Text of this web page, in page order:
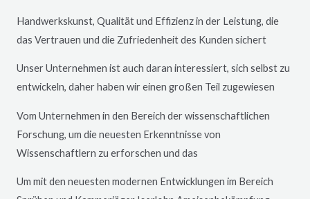
Handwerkskunst, Qualität und Effizienz in der Leistung, die
das Vertrauen und die Zufriedenheit des Kunden sichert
Unser Unternehmen ist auch daran interessiert, sich selbst zu
entwickeln, daher haben wir einen großen Teil zugewiesen
Vom Unternehmen in den Bereich der wissenschaftlichen
Forschung, um die neuesten Erkenntnisse von
Wissenschaftlern zu erforschen und das
Um mit den neuesten modernen Entwicklungen im Bereich